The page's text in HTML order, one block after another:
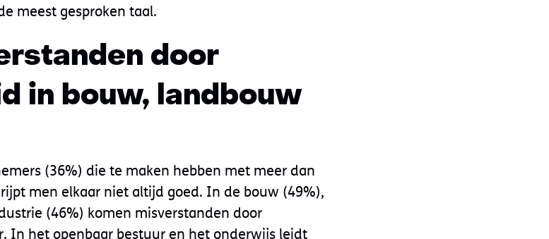
meest gesproken taal.
door
in bouw, landbouw
(36%) die te maken hebben met meer dan
men elkaar niet altijd goed. In de bouw (49%),
(46%) komen misverstanden door
In het openbaar bestuur en het onderwijs leidt